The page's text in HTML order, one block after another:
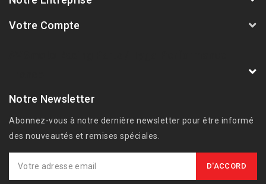
Votre Compte
Notre Newsletter
Abonnez-vous à notre dernière newsletter pour être informé
des nouveautés et remises spéciales.